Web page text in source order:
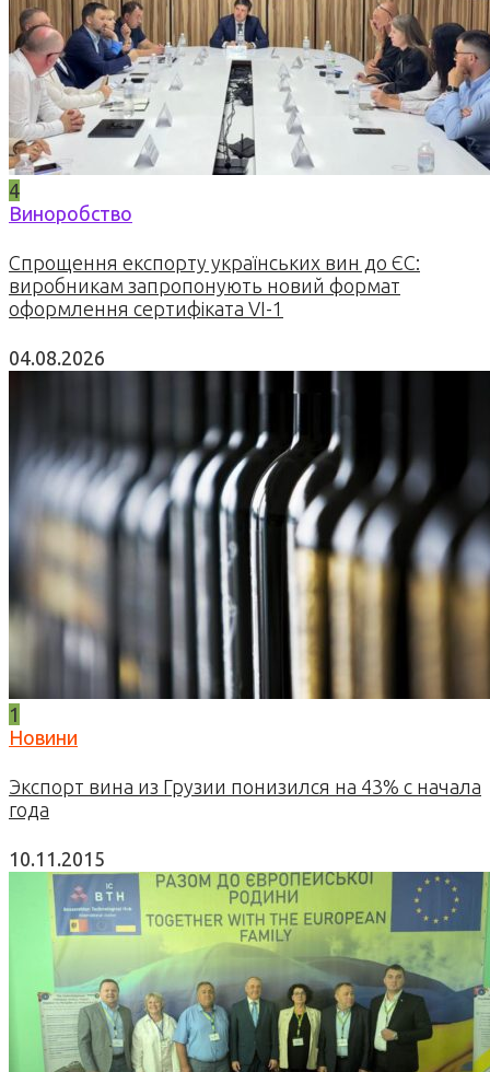
4
Виноробство
Спрощення експорту українських вин до ЄС:
виробникам запропонують новий формат
оформлення сертифіката VI-1
04.08.2026
1
Новини
Экспорт вина из Грузии понизился на 43% с начала
года
10.11.2015